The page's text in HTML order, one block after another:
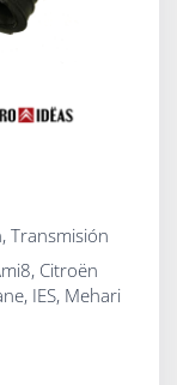
, Transmisión
, Citroën
, IES, Mehari